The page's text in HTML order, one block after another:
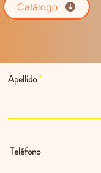
Catálogo
Apellido
Teléfono